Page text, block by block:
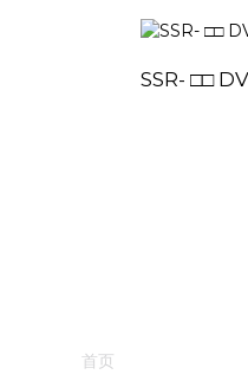
SSR- □□ DV
首页